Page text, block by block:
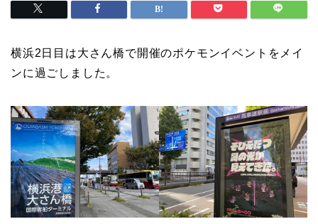
横浜2日目は大さん橋で開催のポケモンイベントをメイ
ンに過ごしました。